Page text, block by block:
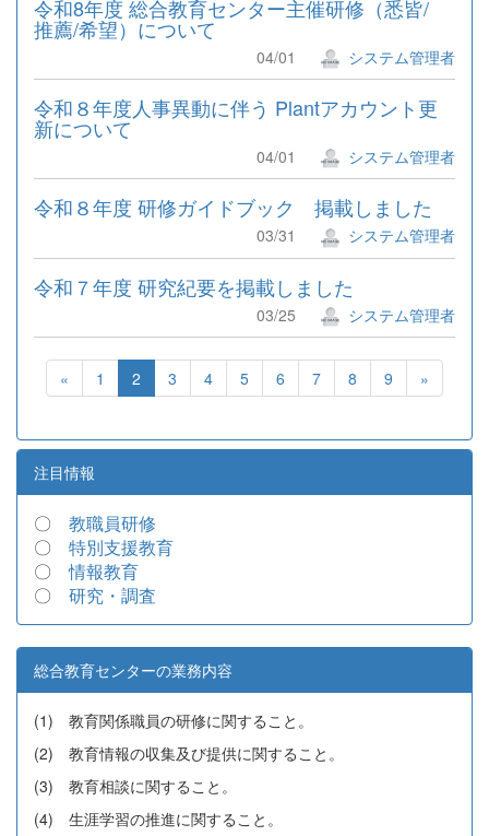
令和8年度 総合教育センター主催研修（悉皆/
推薦/希望）について
04/01 システム管理者
令和８年度人事異動に伴う Plantアカウント更
新について
04/01 システム管理者
令和８年度 研修ガイドブック 掲載しました
03/31 システム管理者
令和７年度 研究紀要を掲載しました
03/25 システム管理者
« 1 2 3 4 5 6 7 8 9 »
注目情報
〇 教職員研修
〇 特別支援教育
〇情報教育
〇 研究・調査
総合教育センターの業務内容
(1) 教育関係職員の研修に関すること。
(2) 教育情報の収集及び提供に関すること。
(3) 教育相談に関すること。
(4) 生涯学習の推進に関すること。